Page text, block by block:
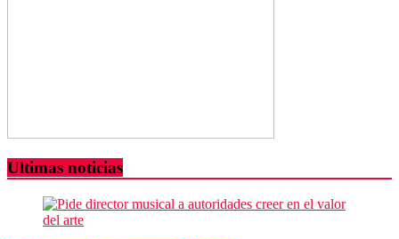
Ultimas noticias